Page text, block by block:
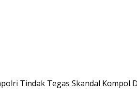
Tindak Tegas Skandal Kompol